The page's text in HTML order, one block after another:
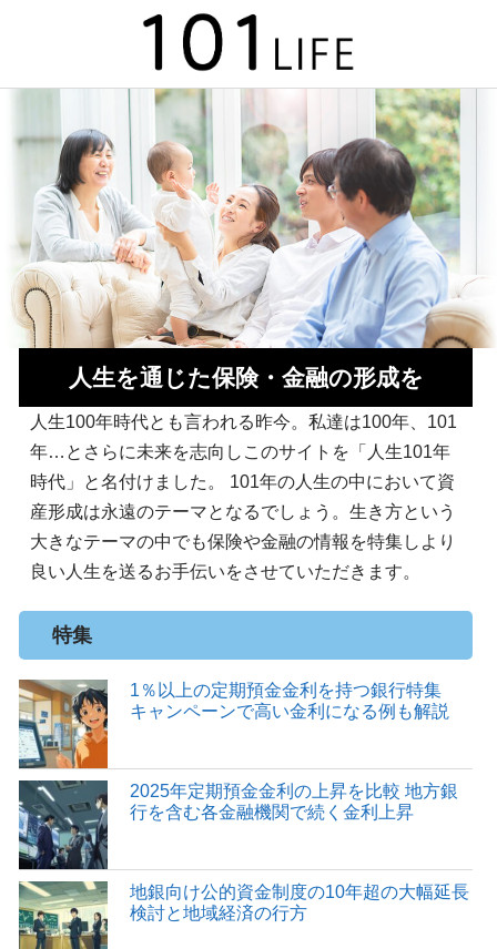
人生を通じた保険・金融の形成を
人生100年時代とも言われる昨今。私達は100年、101
年…とさらに未来を志向しこのサイトを「人生101年
時代」と名付けました。 101年の人生の中において資
産形成は永遠のテーマとなるでしょう。生き方という
大きなテーマの中でも保険や金融の情報を特集しより
良い人生を送るお手伝いをさせていただきます。
特集
1％以上の定期預金金利を持つ銀行特集
キャンペーンで高い金利になる例も解説
2025年定期預金金利の上昇を比較 地方銀
行を含む各金融機関で続く金利上昇
地銀向け公的資金制度の10年超の大幅延長
検討と地域経済の行方